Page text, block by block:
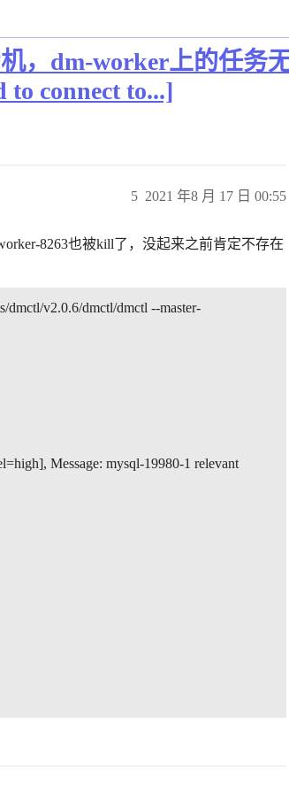
，dm-worker上的任务
to connect to...]
2021 年8 月 17 日 00:55
5
8263也被kill了，没起来之前肯定不存在
dmctl/v2.0.6/dmctl/dmctl --master-
Message: mysql-19980-1 relevant